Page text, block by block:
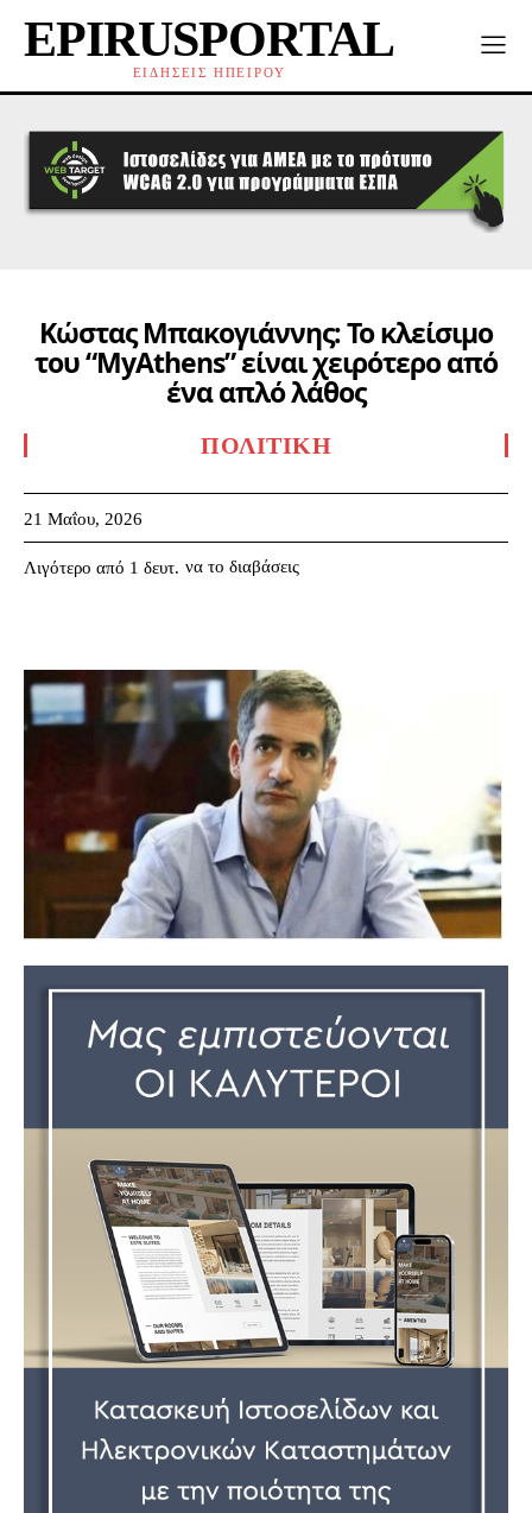
EPIRUSPORTAL
ΕΙΔΗΣΕΙΣ ΗΠΕΙΡΟΥ
Κώστας Μπακογιάννης: Το κλείσιμο
του “MyAthens” είναι χειρότερο από
ένα απλό λάθος
ΠΟΛΙΤΙΚΉ
21 Μαΐου, 2026
Λιγότερο από 1 δευτ. να το διαβάσεις